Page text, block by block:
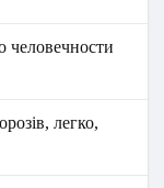
человечности
легко,